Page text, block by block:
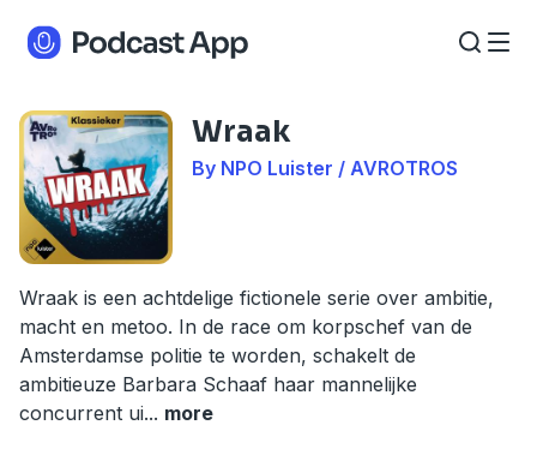
Wraak
By NPO Luister / AVROTROS
Wraak is een achtdelige fictionele serie over ambitie,
macht en metoo. In de race om korpschef van de
Amsterdamse politie te worden, schakelt de
ambitieuze Barbara Schaaf haar mannelijke
concurrent ui... more